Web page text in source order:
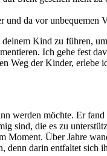
da vor unbequemen
Kind zu führen,
Ich gehe fest
der Kinder, erlebe
möchte. Er
sind, die es zu
Über Jahre
denn darin entfaltet sich